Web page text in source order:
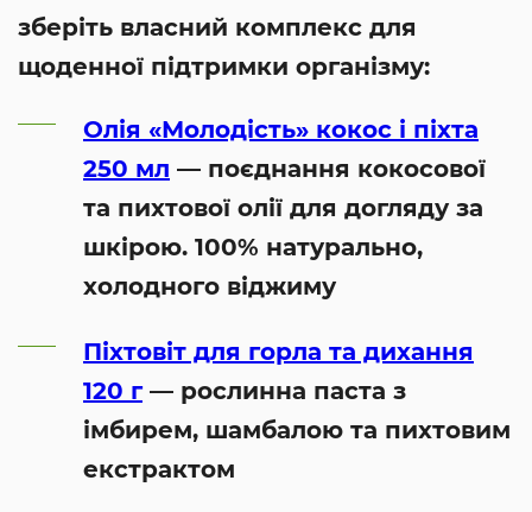
зберіть власний комплекс для
щоденної підтримки організму:
Олія «Молодість» кокос і піхта
250 мл — поєднання кокосової
та пихтової олії для догляду за
шкірою. 100% натурально,
холодного віджиму
Піхтовіт для горла та дихання
120 г— рослинна паста з
імбирем, шамбалою та пихтовим
екстрактом